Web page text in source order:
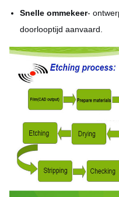
Snelle ommekeer-
doorlooptijd aanvaard.